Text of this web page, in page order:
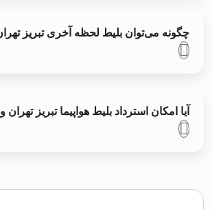
چگونه می‌توان بلیط لحظه آخری تبریز
آیا امکان استرداد بلیط هواپیما تبریز تهران